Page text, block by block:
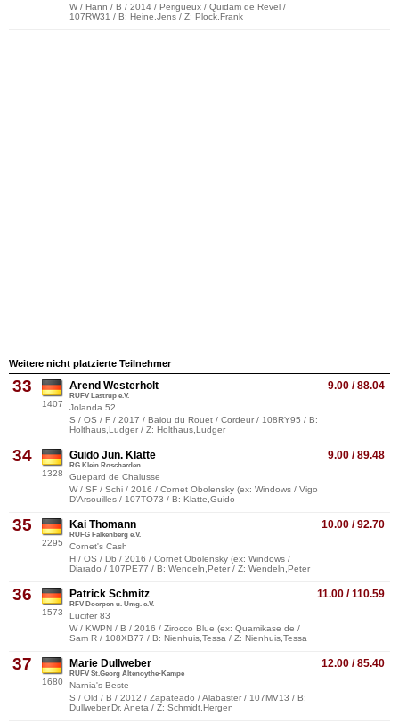
W / Hann / B / 2014 / Perigueux / Quidam de Revel /
107RW31 / B: Heine,Jens / Z: Plock,Frank
Weitere nicht platzierte Teilnehmer
33
1407
9.00 / 88.04
Arend Westerholt
RUFV Lastrup e.V.
Jolanda 52
S / OS / F / 2017 / Balou du Rouet / Cordeur / 108RY95 / B:
Holthaus,Ludger / Z: Holthaus,Ludger
34
1328
9.00 / 89.48
Guido Jun. Klatte
RG Klein Roscharden
Guepard de Chalusse
W / SF / Schi / 2016 / Cornet Obolensky (ex: Windows / Vigo
D'Arsouilles / 107TO73 / B: Klatte,Guido
35
2295
10.00 / 92.70
Kai Thomann
RUFG Falkenberg e.V.
Cornet's Cash
H / OS / Db / 2016 / Cornet Obolensky (ex: Windows /
Diarado / 107PE77 / B: Wendeln,Peter / Z: Wendeln,Peter
36
1573
11.00 / 110.59
Patrick Schmitz
RFV Doerpen u. Umg. e.V.
Lucifer 83
W / KWPN / B / 2016 / Zirocco Blue (ex: Quamikase de /
Sam R / 108XB77 / B: Nienhuis,Tessa / Z: Nienhuis,Tessa
37
1680
12.00 / 85.40
Marie Dullweber
RUFV St.Georg Altenoythe-Kampe
Narnia's Beste
S / Old / B / 2012 / Zapateado / Alabaster / 107MV13 / B:
Dullweber,Dr. Aneta / Z: Schmidt,Hergen